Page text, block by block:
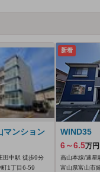
マンション
田中駅 徒歩9分
1丁目6-59
新着
WIND35
6～6.5万円
高山本線/速星
富山県富山市